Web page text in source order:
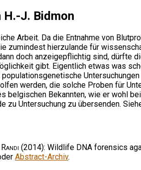
H.-J. Bidmon
Arbeit. Da die Entnahme von
zumindest hierzulande für
doch anzeigepflichtig sind, dürfte
gibt. Eigentlich etwas was
werden, die solche Proben für
belgischen Bekannten, wie er wohl
zu Untersuchung zu übersenden.
(2014): Wildlife DNA forensics
Abstract-Archiv.